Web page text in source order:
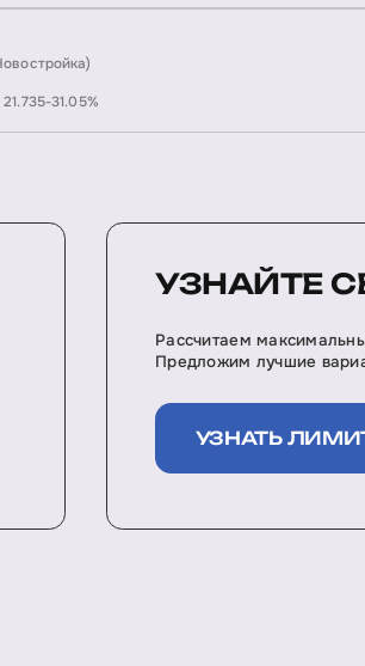
31.05%
УЗНАЙТЕ
Рассчитаем
Предложим лучшие
УЗНАТЬ